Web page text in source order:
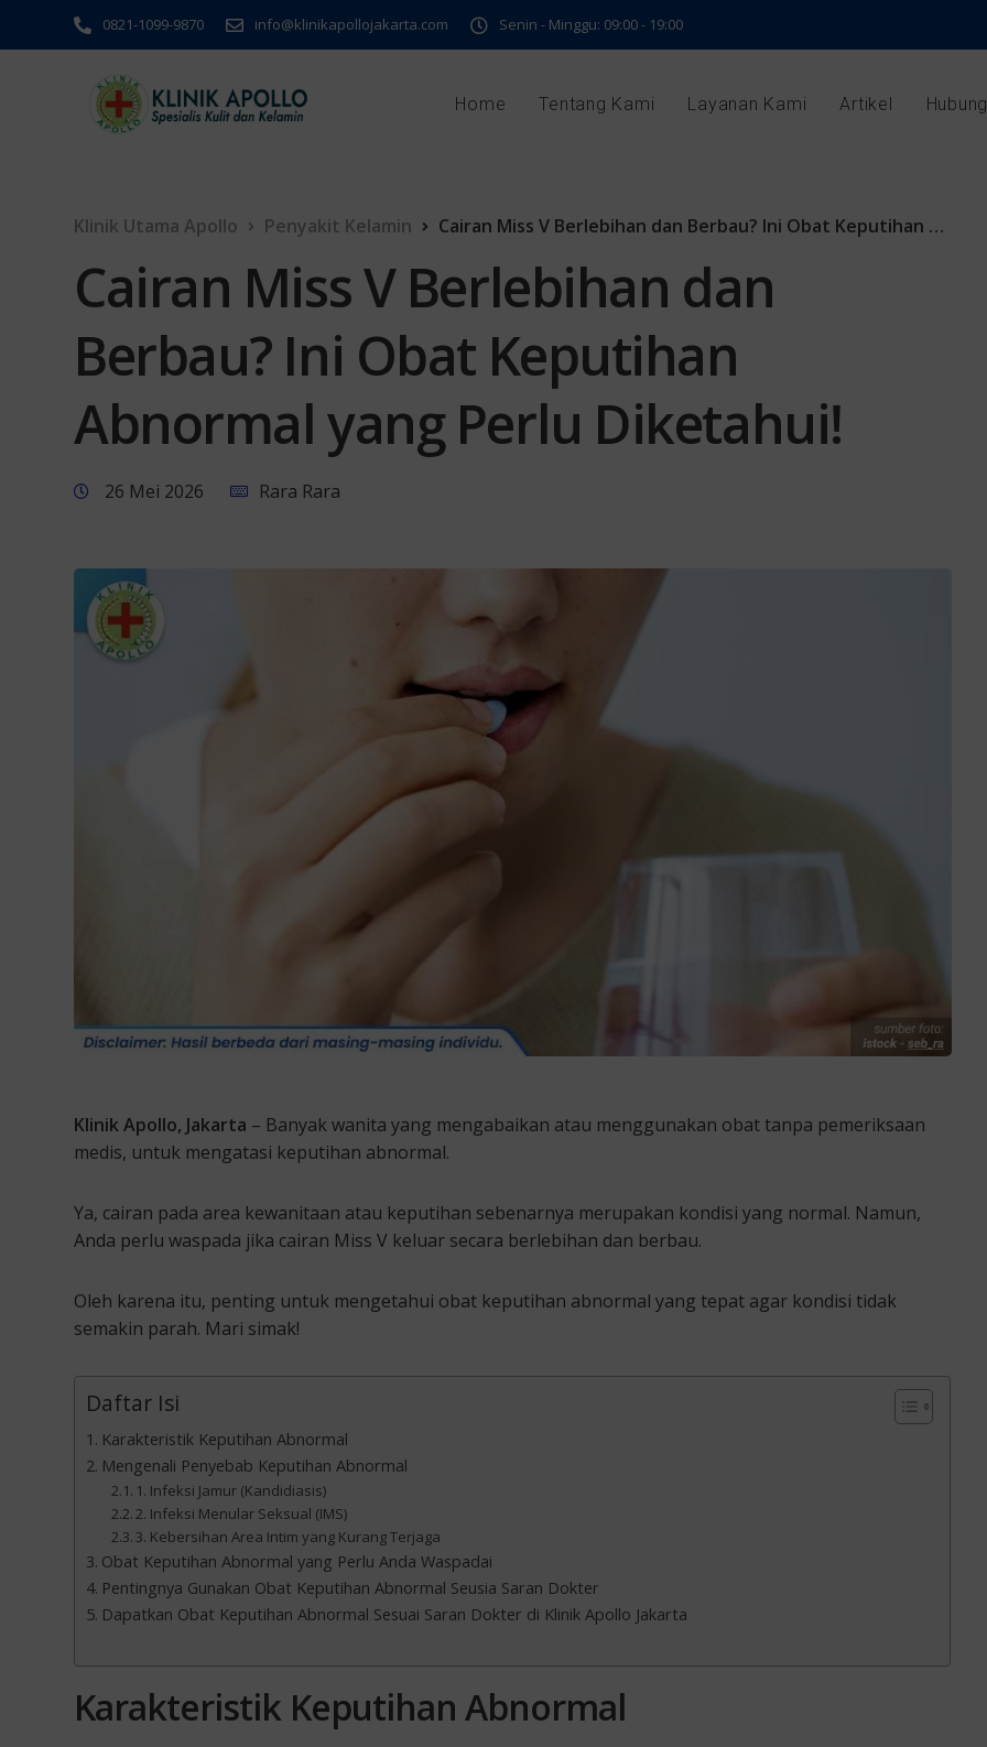
0821-1099-9870 info@klinikapollojakarta.com Senin - Minggu: 09:00 - 19:00
Home Tentang Kami Layanan Kami Artikel
Klinik Utama Apollo Penyakit Kelamin Cairan Miss V Berlebihan dan Berbau? Ini Obat Keputihan Abnormal yang Perlu Diketahui!
Cairan Miss V Berlebihan dan
Berbau? Ini Obat Keputihan
Abnormal yang Perlu Diketahui!
26 Mei 2026 Rara Rara
Klinik Apollo, Jakarta – Banyak wanita yang mengabaikan atau menggunakan obat tanpa pemeriksaan
medis, untuk mengatasi keputihan abnormal.
Ya, cairan pada area kewanitaan atau keputihan sebenarnya merupakan kondisi yang normal. Namun,
Anda perlu waspada jika cairan Miss V keluar secara berlebihan dan berbau.
Oleh karena itu, penting untuk mengetahui obat keputihan abnormal yang tepat agar kondisi tidak
semakin parah. Mari simak!
Daftar Isi
Karakteristik Keputihan Abnormal
Mengenali Penyebab Keputihan Abnormal
1. Infeksi Jamur (Kandidiasis)
2. Infeksi Menular Seksual (IMS)
3. Kebersihan Area Intim yang Kurang Terjaga
Obat Keputihan Abnormal yang Perlu Anda Waspadai
Pentingnya Gunakan Obat Keputihan Abnormal Seusia Saran Dokter
Dapatkan Obat Keputihan Abnormal Sesuai Saran Dokter di Klinik Apollo Jakarta
Karakteristik Keputihan Abnormal